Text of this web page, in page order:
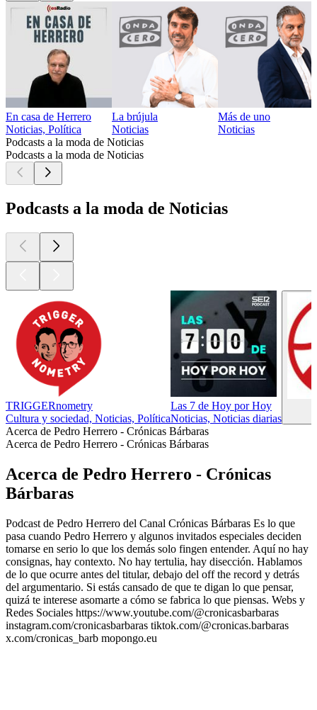
En casa de Herrero
Noticias, Política
La brújula
Noticias
Más de uno
Noticias
Podcasts a la moda de Noticias
Podcasts a la moda de Noticias
Podcasts a la moda de Noticias
TRIGGERnometry
Cultura y sociedad, Noticias, Política
Las 7 de Hoy por Hoy
Noticias, Noticias diarias
Acerca de Pedro Herrero - Crónicas Bárbaras
Acerca de Pedro Herrero - Crónicas Bárbaras
Acerca de Pedro Herrero - Crónicas
Bárbaras
Podcast de Pedro Herrero del Canal Crónicas Bárbaras Es lo que
pasa cuando Pedro Herrero y algunos invitados especiales deciden
tomarse en serio lo que los demás solo fingen entender. Aquí no hay
consignas, hay contexto. No hay tertulia, hay disección. Hablamos
de lo que ocurre antes del titular, debajo del off the record y detrás
del argumentario. Si estás cansado de que te digan lo que pensar,
quizá te interese asomarte a cómo se fabrica lo que piensas. Webs y
Redes Sociales https://www.youtube.com/@cronicasbarbaras
instagram.com/cronicasbarbaras tiktok.com/@cronicas.barbaras
x.com/cronicas_barb mopongo.eu